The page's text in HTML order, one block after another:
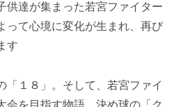
供達が集まった若宮ファイター
って心境に変化が生まれ、再び
す
「１８」。そして、若宮ファイ